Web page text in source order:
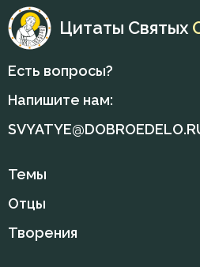
Цитаты Святых
Есть вопросы?
Напишите нам:
Темы
Отцы
Творения